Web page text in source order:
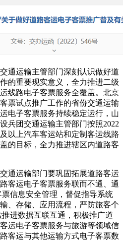
运输主管部门深刻认识做好道
的重要现实意义，全力推进二级
线路电子客票服务全覆盖。北京
票试点推广工作的省份交通运输
电子客票服务持续稳定运行，山
兵团交通运输主管部门按照2022
以上汽车客运站和定制客运线路
的目标，全力推进辖区内道路客
运输部门要巩固拓展道路客运
客运电子客票服务联而不通、通
信息安全管理，督促指导系统
、存储、应用流程，严防旅客个
进数据互联互通，积极推广道
运电子客票服务与旅游等领域信
客运与其他运输方式电子客票数